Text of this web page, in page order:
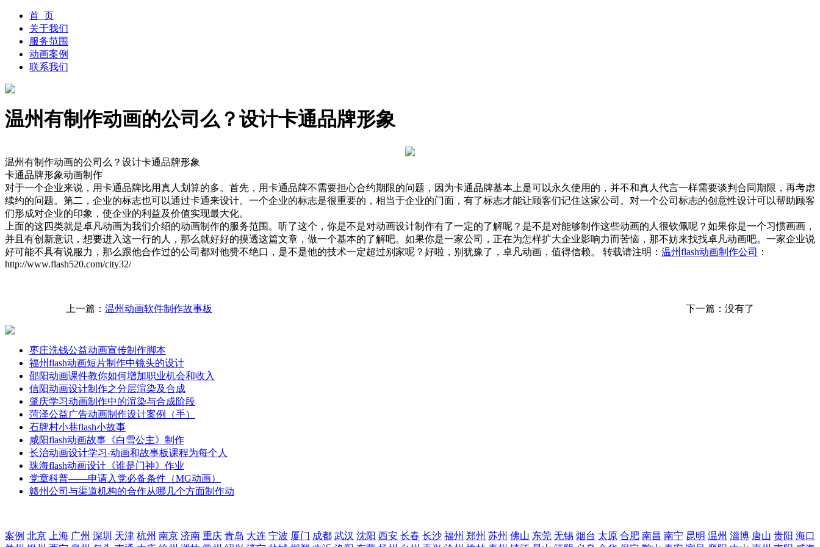
首 页
关于我们
服务范围
动画案例
联系我们
温州有制作动画的公司么？设计卡通品牌形象
温州有制作动画的公司么？设计卡通品牌形象
卡通品牌形象动画制作
对于一个企业来说，用卡通品牌比用真人划算的多。首先，用卡通品牌不需要担心合约期限的问题，因为卡通品牌基本上是可以永久使用的，并不和真人代言一样需要谈判合同期限，再考虑
续约的问题。第二，企业的标志也可以通过卡通来设计。一个企业的标志是很重要的，相当于企业的门面，有了标志才能让顾客们记住这家公司。对一个公司标志的创意性设计可以帮助顾客
们形成对企业的印象，使企业的利益及价值实现最大化。
上面的这四类就是卓凡动画为我们介绍的动画制作的服务范围。听了这个，你是不是对动画设计制作有了一定的了解呢？是不是对能够制作这些动画的人很钦佩呢？如果你是一个习惯画画，
并且有创新意识，想要进入这一行的人，那么就好好的摸透这篇文章，做一个基本的了解吧。如果你是一家公司，正在为怎样扩大企业影响力而苦恼，那不妨来找找卓凡动画吧。一家企业说
好可能不具有说服力，那么跟他合作过的公司都对他赞不绝口，是不是他的技术一定超过别家呢？好啦，别犹豫了，卓凡动画，值得信赖。 转载请注明： 温州flash动画制作公司
：
http://www.flash520.com/city32/
上一篇： 温州动画软件制作故事板 下一篇：没有了
枣庄洗钱公益动画宣传制作脚本
福州flash动画短片制作中镜头的设计
邵阳动画课件教你如何增加职业机会和收入
信阳动画设计制作之分层渲染及合成
肇庆学习动画制作中的渲染与合成阶段
菏泽公益广告动画制作设计案例（手）
石牌村小巷flash小故事
咸阳flash动画故事《白雪公主》制作
长治动画设计学习-动画和故事板课程为每个人
珠海flash动画设计《谁是门神》作业
党章科普——申请入党必备条件（MG动画）
赣州公司与渠道机构的合作从哪几个方面制作动
案例 北京 上海 广州 深圳 天津 杭州 南京 济南 重庆 青岛 大连 宁波 厦门 成都 武汉 沈阳 西安 长春 长沙 福州 郑州 苏州 佛山 东莞 无锡 烟台 太原 合肥 南昌 南宁 昆明 温州 淄博 唐山 贵阳 海口